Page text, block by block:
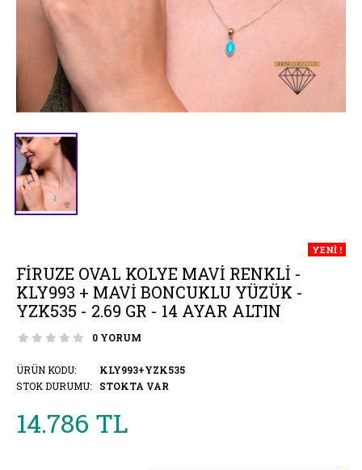
YENİ !
FIRUZE OVAL KOLYE MAVI RENKLI -
KLY993 + MAVI BONCUKLU YÜZÜK -
YZK535 - 2.69 GR - 14 AYAR ALTIN
0 YORUM
ÜRÜN KODU:
STOK DURUMU:
KLY993+YZK535
STOKTA VAR
14.786 TL